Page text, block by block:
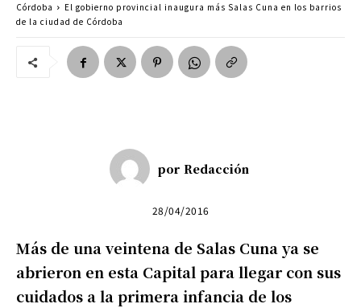
Córdoba
El gobierno provincial inaugura más Salas Cuna en los barrios
de la ciudad de Córdoba
por Redacción
28/04/2016
Más de una veintena de Salas Cuna ya se
abrieron en esta Capital para llegar con sus
cuidados a la primera infancia de los